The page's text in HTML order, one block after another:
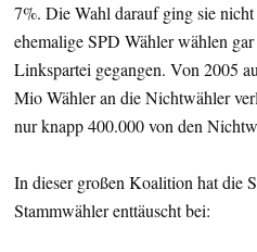
7%. Die Wahl darauf ging sie
ehemalige SPD Wähler wählen
Linkspartei gegangen. Von 2005
Mio Wähler an die Nichtwähler
nur knapp 400.000 von den
In dieser großen Koalition hat die
Stammwähler enttäuscht bei: